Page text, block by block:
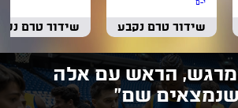
שידור טרם נקבע שידור טרם
מרגש, הראש עם אלה
שם"